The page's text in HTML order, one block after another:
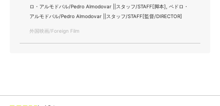
ロ・アルモドバル/Pedro Almodovar ||スタッフ/STAFF[脚本], ペドロ・
アルモドバル/Pedro Almodovar ||スタッフ/STAFF[監督/DIRECTOR]
外国映画/Foreign Film